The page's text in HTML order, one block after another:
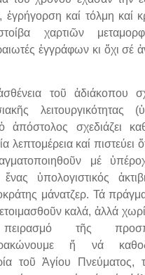
ἐγρήγορση καί τόλμη καί
χαρτιῶν
ἐγγράφων κι ὄχι σέ
τοῦ ἀδιάκοπου
λειτουργικότητας
σχεδιάζει
λεπτομέρεια καί πιστεύει
μέ
ἕνας ὑπολογιστικός
μάνατζερ. Τά
καλά, ἀλλά
τῆς
ἤ νά
τοῦ Ἁγίου Πνεύματος,